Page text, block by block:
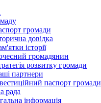
громади
довідка
історії
громадянин
розвитку громади
партнери
паспорт громади
рада
інформація